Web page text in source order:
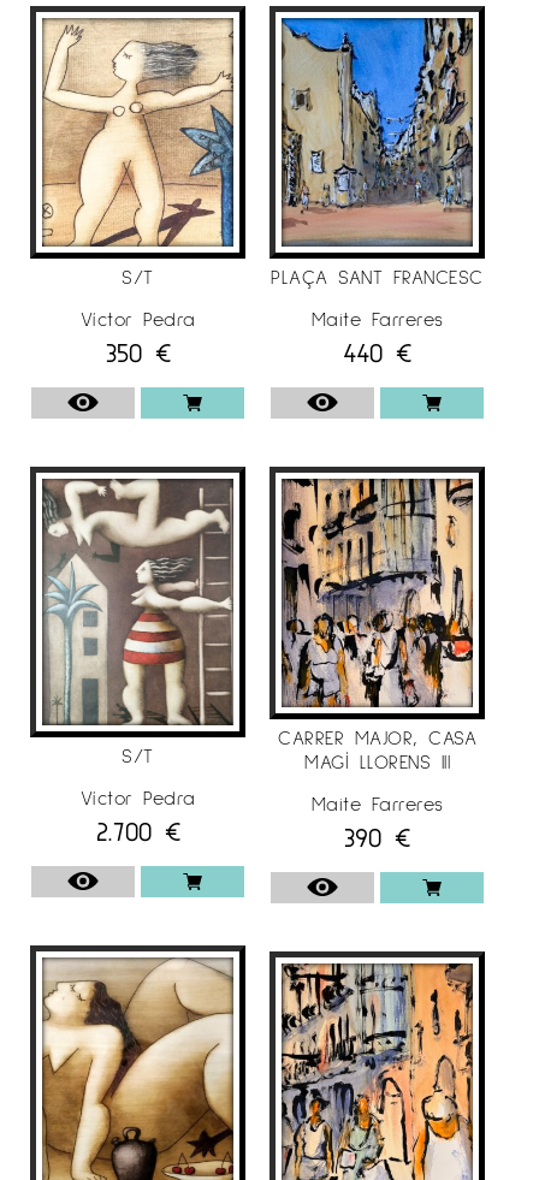
S/T
Víctor Pedra
350 €
S/T
Víctor Pedra
2.700 €
PLAÇA SANT FRANCESC
Maite Farreres
440 €
CARRER MAJOR, CASA
MAGÍ LLORENS III
Maite Farreres
390 €